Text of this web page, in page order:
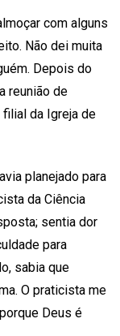
com alguns
Não dei muita
Depois do
reunião de
da Igreja de
planejado para
da Ciência
sentia dor
para
sabia que
O praticista me
Deus é